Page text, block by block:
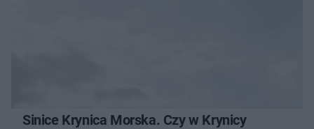
Sinice Krynica Morska. Czy w Krynicy